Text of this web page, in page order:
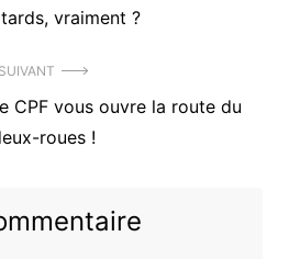
vraiment ?
SUIVANT
CPF vous ouvre la route du
roues !